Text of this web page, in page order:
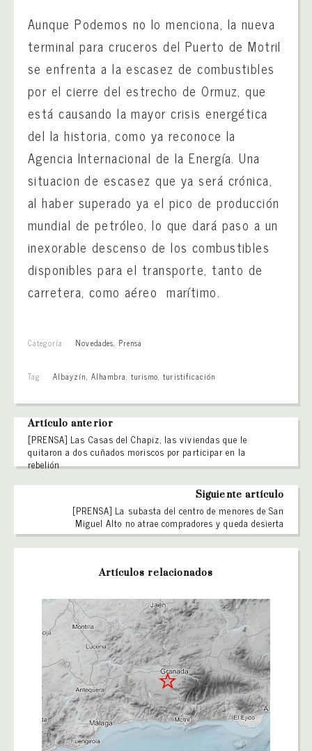
Aunque Podemos no lo menciona, la nueva
terminal para cruceros del Puerto de Motril
se enfrenta a la escasez de combustibles
por el cierre del estrecho de Ormuz, que
está causando la mayor crisis energética
del la historia, como ya reconoce la
Agencia Internacional de la Energía. Una
situacion de escasez que ya será crónica,
al haber superado ya el pico de producción
mundial de petróleo, lo que dará paso a un
inexorable descenso de los combustibles
disponibles para el transporte, tanto de
carretera, como aéreo marítimo.
Categoría: Novedades, Prensa
Tag: Albayzín, Alhambra,turismo,turistificación
Artículo anterior
[PRENSA] Las Casas del Chapiz, las viviendas que le
quitaron a dos cuñados moriscos por participar en la
rebelión
Siguiente artículo
[PRENSA] La subasta del centro de menores de San
Miguel Alto no atrae compradores y queda desierta
Artículos relacionados